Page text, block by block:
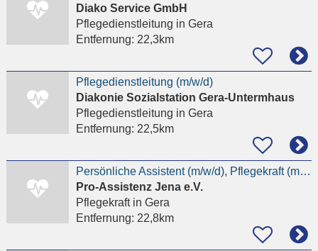
Diako Service GmbH
Pflegedienstleitung in Gera
Entfernung: 22,3km
Pflegedienstleitung (m/w/d)
Diakonie Sozialstation Gera-Untermhaus
Pflegedienstleitung in Gera
Entfernung: 22,5km
Persönliche Assistent (m/w/d), Pflegekraft (m/w/d) in Gera #42
Pro-Assistenz Jena e.V.
Pflegekraftin Gera
Entfernung: 22,8km